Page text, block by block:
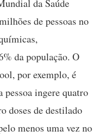
da Saúde
de pessoas no
da população. O
por exemplo, é
ingere quatro
doses de destilado
menos uma vez no